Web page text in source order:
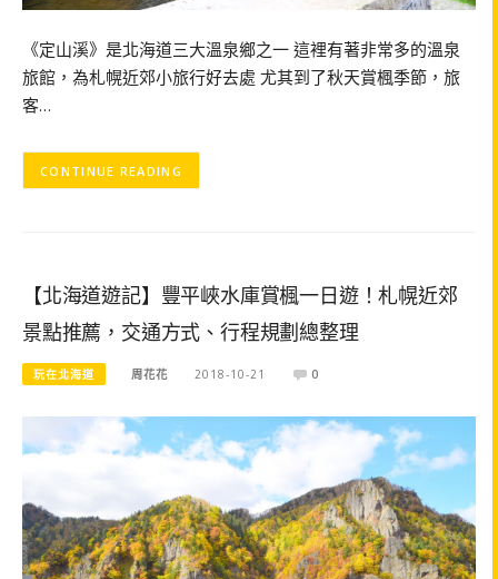
《定山溪》是北海道三大溫泉鄉之一 這裡有著非常多的溫泉
旅館，為札幌近郊小旅行好去處 尤其到了秋天賞楓季節，旅
客…
CONTINUE READING
【北海道遊記】豐平峽水庫賞楓一日遊！札幌近郊
景點推薦，交通方式、行程規劃總整理
玩在北海道 周花花 2018-10-21 0